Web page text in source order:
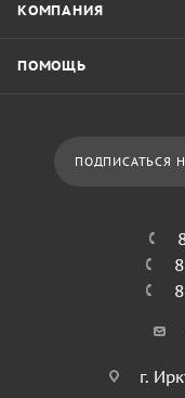
КОМПАНИЯ
ПОМОЩЬ
ПОДПИСАТЬСЯ
г.